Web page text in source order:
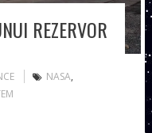
REZERVOR
NASA,